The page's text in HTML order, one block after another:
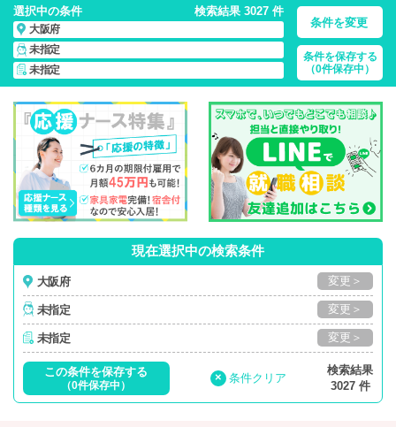
選択中の条件 検索結果 3027 件
大阪府
未指定
未指定
条件を変更
条件を保存する
（0件保存中）
大阪府/正社員・パート・応援ナース・派遣の 看護師求人・派
遣・転職・募集一覧
現在選択中の検索条件
大阪府 変更＞
未指定 変更＞
未指定 変更＞
この条件を保存する
（0件保存中）
× 条件クリア
検索結果
3027 件